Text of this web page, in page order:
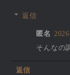
返信
匿名
そんなの
返信